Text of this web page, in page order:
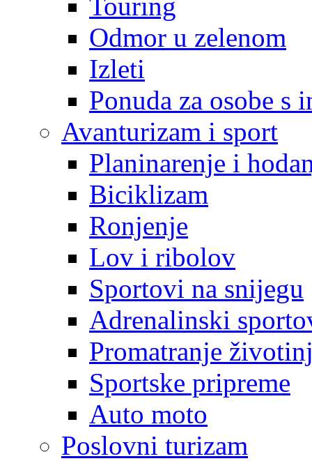
Odmor u zelenom
Izleti
Ponuda za osobe s
Avanturizam i sport
Planinarenje i
Biciklizam
Ronjenje
Lov i ribolov
Sportovi na snijegu
Adrenalinski
Promatranje
Sportske pripreme
Auto moto
Poslovni turizam